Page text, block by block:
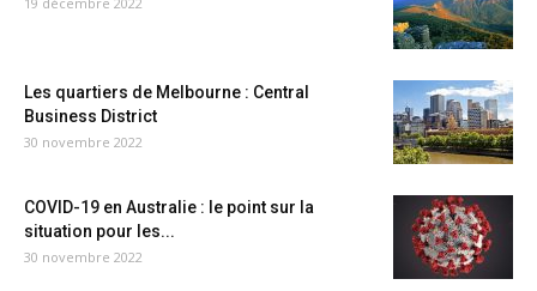
Les quartiers de Melbourne : Central
Business District
30 novembre 2022
COVID-19 en Australie : le point sur la
situation pour les...
30 novembre 2022